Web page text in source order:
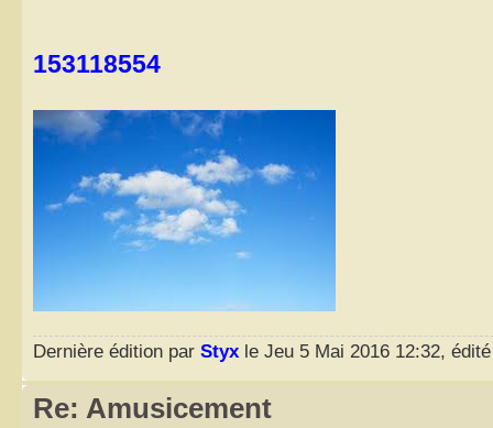
153118554
Dernière édition par Styx le Jeu 5 Mai 2016 12:32,
Re: Amusicement